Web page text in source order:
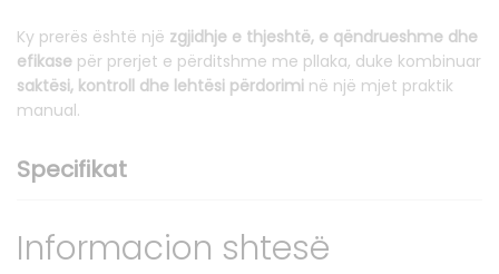
Ky prerës është një zgjidhje e thjeshtë, e qëndrueshme dhe
efikase për prerjet e përditshme me pllaka, duke kombinuar
saktësi, kontroll dhe lehtësi përdorimi në një mjet praktik
manual.
Specifikat
Informacion shtesë